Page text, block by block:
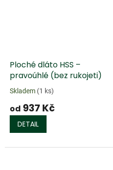
Ploché dláto HSS –
pravoúhlé (bez rukojeti)
Skladem (1 ks)
od 937 Kč
DETAIL